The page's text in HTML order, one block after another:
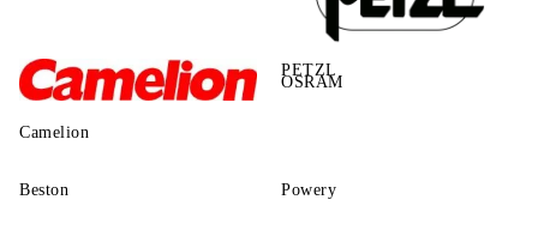
PETZL
Camelion
OSRAM
Beston Powery